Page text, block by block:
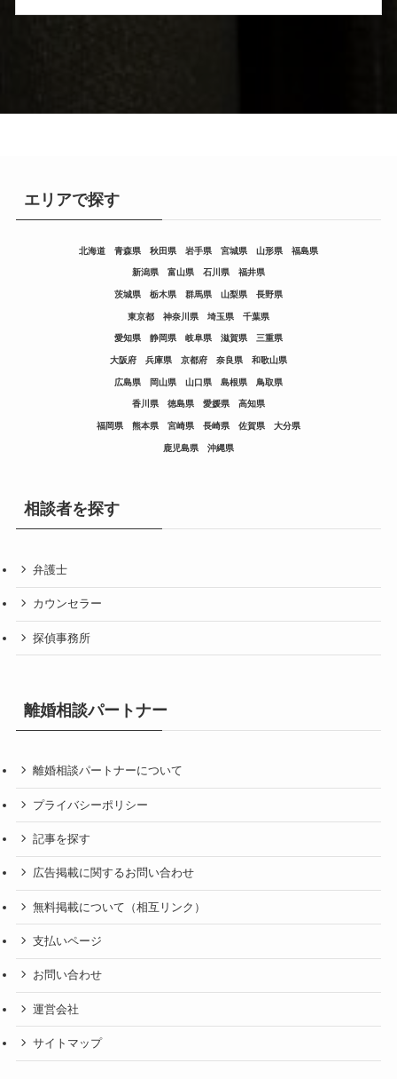
エリアで探す
北海道 青森県 秋田県 岩手県 宮城県 山形県 福島県
新潟県 富山県 石川県 福井県
茨城県 栃木県 群馬県 山梨県 長野県
東京都 神奈川県 埼玉県 千葉県
愛知県 静岡県 岐阜県 滋賀県 三重県
大阪府 兵庫県 京都府 奈良県 和歌山県
広島県 岡山県 山口県 島根県 鳥取県
香川県 徳島県 愛媛県 高知県
福岡県 熊本県 宮崎県 長崎県 佐賀県 大分県
鹿児島県 沖縄県
相談者を探す
弁護士
カウンセラー
探偵事務所
離婚相談パートナー
離婚相談パートナーについて
プライバシーポリシー
記事を探す
広告掲載に関するお問い合わせ
無料掲載について（相互リンク）
支払いページ
お問い合わせ
運営会社
サイトマップ